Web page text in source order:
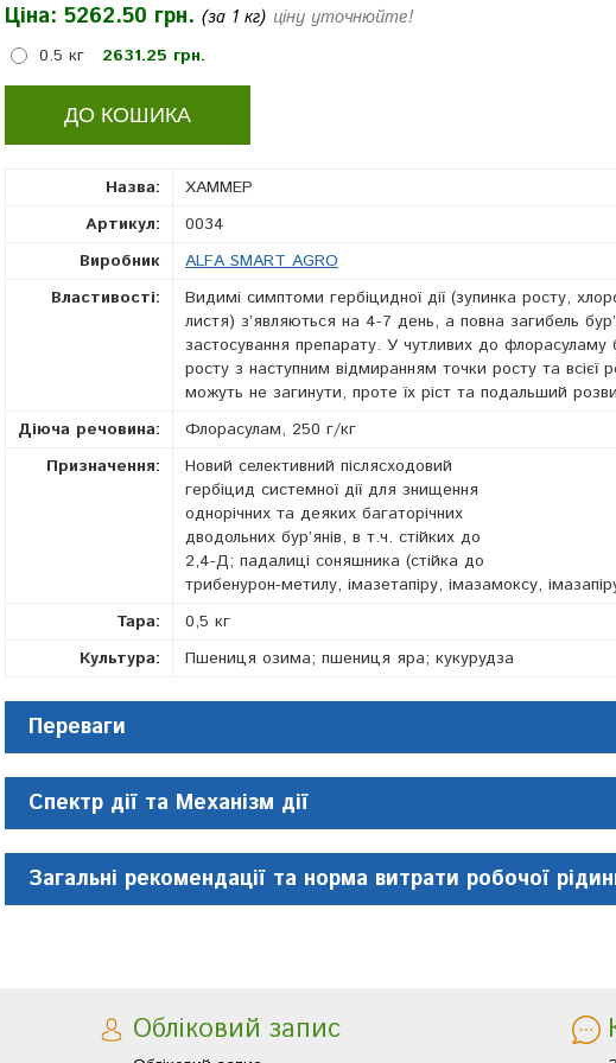
Ціна: 5262.50 грн. (за 1 кг) ціну уточнюйте!
0.5 кг
2631.25 грн.
Назва:
ХАММЕР
Артикул:
0034
Виробник
ALFA SMART AGRO
Властивості:
Видимі симптоми гербіцидної дії (зупинка росту,
листя) з’являються на 4-7 день, а повна загибель
застосування препарату. У чутливих до флорасуламу
росту з наступним відмиранням точки росту та всієї
можуть не загинути, проте їх ріст та подальший
Діюча речовина:
Флорасулам, 250 г/кг
Призначення:
Новий селективний післясходовий
гербіцид системної дії для знищення
однорічних та деяких багаторічних
дводольних бур’янів, в т.ч. стійких до
2,4-Д; падалиці соняшника (стійка до
трибенурон-метилу, імазетапіру, імазамоксу,
Тара:
0,5 кг
Культура:
Пшениця озима; пшениця яра; кукурудза
Переваги
Спектр дії та Механізм дії
Загальні рекомендації та норма витрати робочої
Обліковий запис